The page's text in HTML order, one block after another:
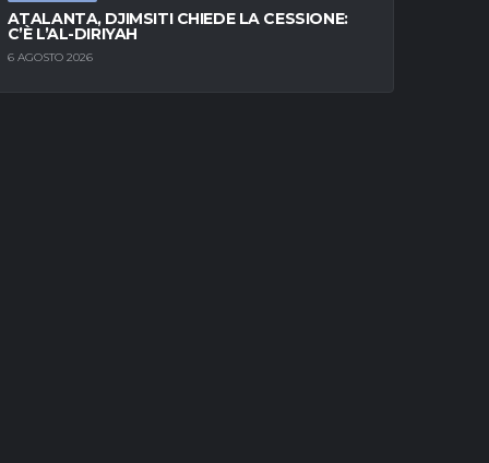
ATALANTA, DJIMSITI CHIEDE LA CESSIONE:
C’È L’AL-DIRIYAH
6 AGOSTO 2026